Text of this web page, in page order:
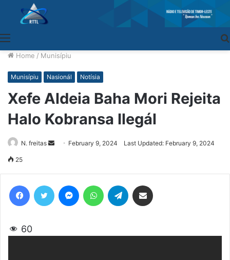
Home / Munisípiu
Munisípiu Nasionál Notísia
Xefe Aldeia Baha Mori Rejeita
Halo Kobransa Ilegál
N. freitas
SendFebruary 9, 2024 Last Updated: February 9, 2024
25
60